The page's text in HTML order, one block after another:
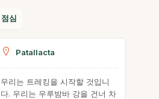
점심
Patallacta
우리는 트레킹을 시작할 것입니
다. 우리는 우루밤바 강을 건너 차